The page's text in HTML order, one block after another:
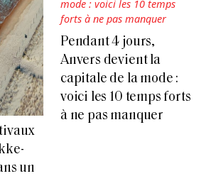
un
Pendant 4 jours,
Anvers devient la
capitale de la mode :
voici les 10 temps forts
à ne pas manquer